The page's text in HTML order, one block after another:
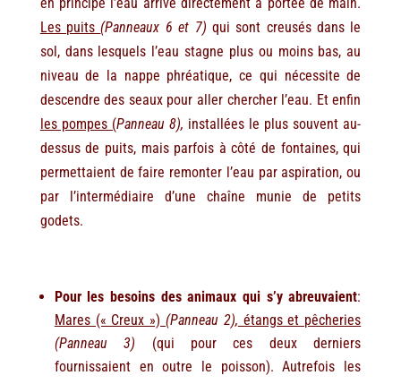
Les puits(Panneaux 6 et 7) qui sont creusés dans le
sol, dans lesquels l’eau stagne plus ou moins bas, au
niveau de la nappe phréatique, ce qui nécessite de
descendre des seaux pour aller chercher l’eau. Et enfin
les pompes (Panneau 8), installées le plus souvent au-
dessus de puits, mais parfois à côté de fontaines, qui
permettaient de faire remonter l’eau par aspiration, ou
par l’intermédiaire d’une chaîne munie de petits
godets.
Pour les besoins des animaux qui s’y abreuvaient:
Mares (« Creux ») (Panneau 2), étangs et pêcheries
(Panneau 3) (qui pour ces deux derniers
fournissaient en outre le poisson). Autrefois les